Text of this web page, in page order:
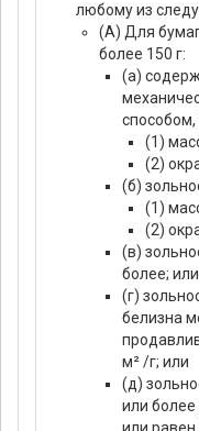
любому из
(А) Для
более 150 г:
(а)
способом,
(1)
(2)
(б)
(1)
(2)
(в)
более; или
(г)
белизна
м² /г; или
(д)
или